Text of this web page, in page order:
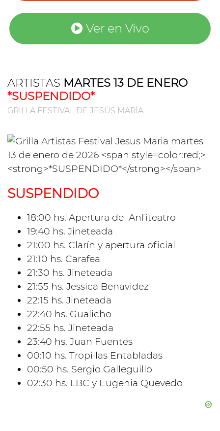
Ver en Vivo
ARTISTAS MARTES 13 DE ENERO
*SUSPENDIDO*
GRILLA FESTIVAL DE JESÚS MARÍA
SUSPENDIDO
18:00 hs. Apertura del Anfiteatro
19:40 hs. Jineteada
21:00 hs. Clarín y apertura oficial
21:10 hs. Carafea
21:30 hs. Jineteada
21:55 hs. Jessica Benavidez
22:15 hs. Jineteada
22:40 hs. Gualicho
22:55 hs. Jineteada
23:40 hs. Juan Fuentes
00:10 hs. Tropillas Entabladas
00:50 hs. Sergio Galleguillo
02:30 hs. LBC y Eugenia Quevedo